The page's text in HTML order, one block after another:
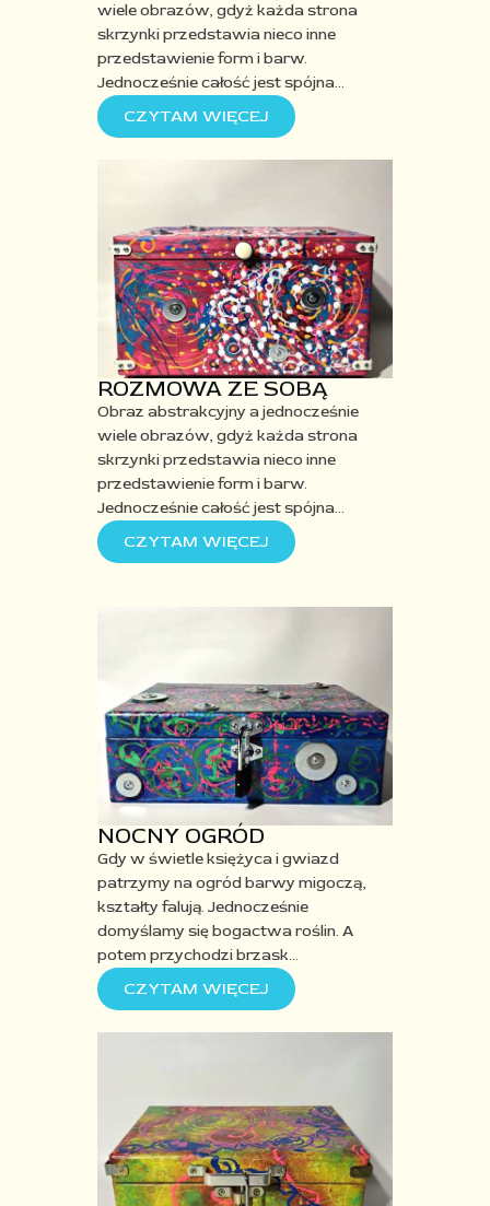
wiele obrazów, gdyż każda strona
skrzynki przedstawianieco inne
przedstawienie form i barw.
Jednocześnie całość jest spójna…
CZYTAM WIĘCEJ
ROZMOWA ZE SOBĄ
Obraz abstrakcyjny a jednocześnie
wiele obrazów, gdyż każda strona
skrzynki przedstawianieco inne
przedstawienie form i barw.
Jednocześnie całość jest spójna…
CZYTAM WIĘCEJ
NOCNY OGRÓD
Gdy w świetle księżyca i gwiazd
patrzymy na ogród barwy migoczą,
kształty falują. Jednocześnie
domyślamy się bogactwa roślin. A
potem przychodzi brzask…
CZYTAM WIĘCEJ